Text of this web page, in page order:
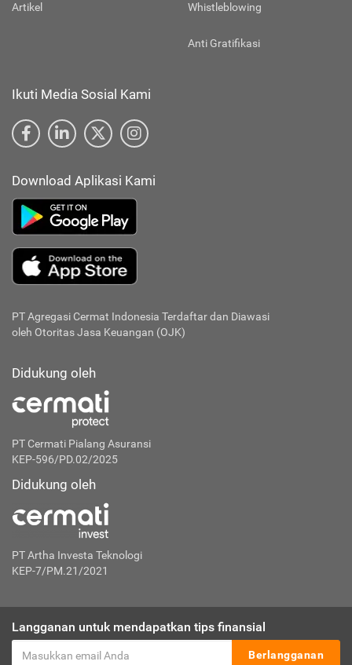
Artikel Whistleblowing
Anti Gratifikasi
Ikuti Media Sosial Kami
Download Aplikasi Kami
PT Agregasi Cermat Indonesia Terdaftar dan Diawasi
oleh Otoritas Jasa Keuangan (OJK)
Didukung oleh
PT Cermati Pialang Asuransi
KEP-596/PD.02/2025
Didukung oleh
PT Artha Investa Teknologi
KEP-7/PM.21/2021
Langganan untuk mendapatkan tips finansial
Berlangganan